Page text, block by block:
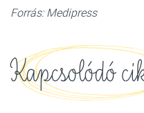
Forrás: Medipress
Kapcsolódó